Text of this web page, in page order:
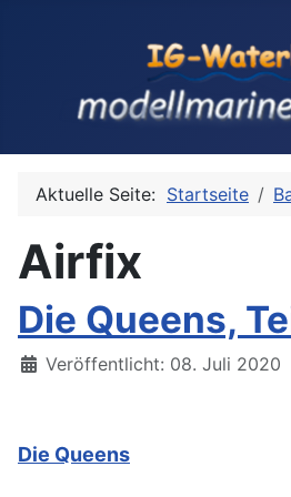
Aktuelle Seite: Startseite
Airfix
Die Queens,
Details
Veröffentlicht: 08. Juli 2020
Die Queens